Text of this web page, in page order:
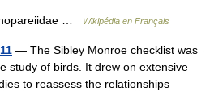
… Wikipédia en Français
— The Sibley Monroe checklist was
study of birds. It drew on extensive
to reassess the relationships